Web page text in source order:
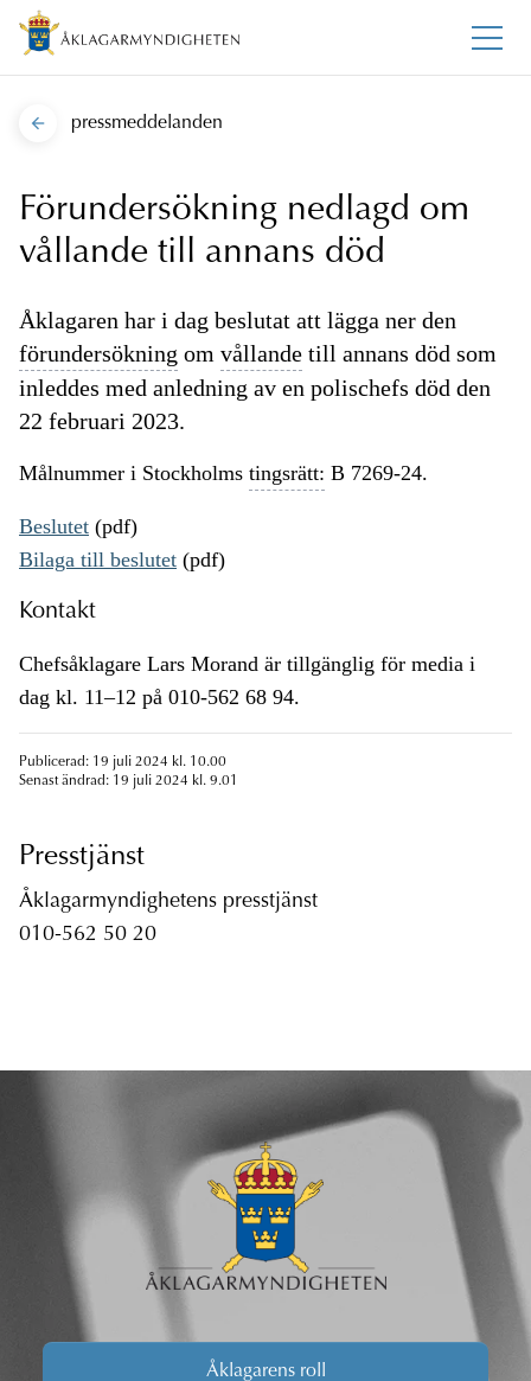
pressmeddelanden
Förundersökning nedlagd om
vållande till annans död
Åklagaren har i dag beslutat att lägga ner den
förundersökning om vållande till annans död som
inleddes med anledning av en polischefs död den
22 februari 2023.
Målnummer i Stockholms tingsrätt: B 7269-24.
Beslutet (pdf)
Bilaga till beslutet (pdf)
Kontakt
Chefsåklagare Lars Morand är tillgänglig för media i
dag kl. 11–12 på 010-562 68 94.
Publicerad: 19 juli 2024 kl. 10.00
Senast ändrad: 19 juli 2024 kl. 9.01
Presstjänst
Åklagarmyndighetens presstjänst
010-562 50 20
Åklagarens roll